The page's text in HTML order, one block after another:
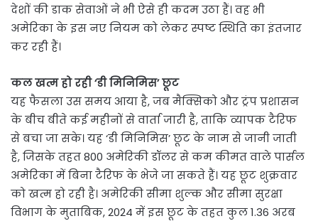
देशों की डाक सेवाओं ने भी ऐसे ही कदम उठा हैं। वह भी
अमेरिका के इस नए नियम को लेकर स्पष्ट स्थिति का इंतजार
कर रही हैं।
कल खत्म हो रही ‘डी मिनिमिस’ छूट
यह फैसला उस समय आया है, जब मैक्सिको और ट्रंप प्रशासन
के बीच बीते कई महीनों से वार्ता जारी है, ताकि व्यापक टैरिफ
से बचा जा सके। यह ‘डी मिनिमिस’ छूट के नाम से जानी जाती
है, जिसके तहत 800 अमेरिकी डॉलर से कम कीमत वाले पार्सल
अमेरिका में बिना टैरिफ के भेजे जा सकते हैं। यह छूट शुक्रवार
को खत्म हो रही है। अमेरिकी सीमा शुल्क और सीमा सुरक्षा
विभाग के मुताबिक, 2024 में इस छूट के तहत कुल 1.36 अरब